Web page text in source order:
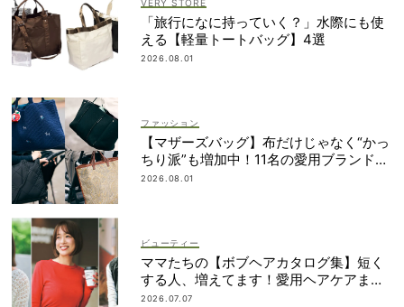
VERY STORE
「旅行になに持っていく？」水際にも使
える【軽量トートバッグ】4選
2026.08.01
ファッション
【マザーズバッグ】布だけじゃなく“かっ
ちり派”も増加中！11名の愛用ブランド
は？
2026.08.01
ビューティー
ママたちの【ボブヘアカタログ集】短く
する人、増えてます！愛用ヘアケアまで
全部見せ
2026.07.07